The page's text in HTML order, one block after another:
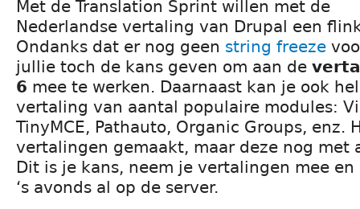
Met de Translation Sprint willen met de
Nederlandse vertaling van Drupal een
Ondanks dat er nog geen string freeze
jullie toch de kans geven om aan de
6 mee te werken. Daarnaast kan je ook
vertaling van aantal populaire modules:
TinyMCE, Pathauto, Organic Groups, enz.
vertalingen gemaakt, maar deze nog met
Dit is je kans, neem je vertalingen mee
‘s avonds al op de server.